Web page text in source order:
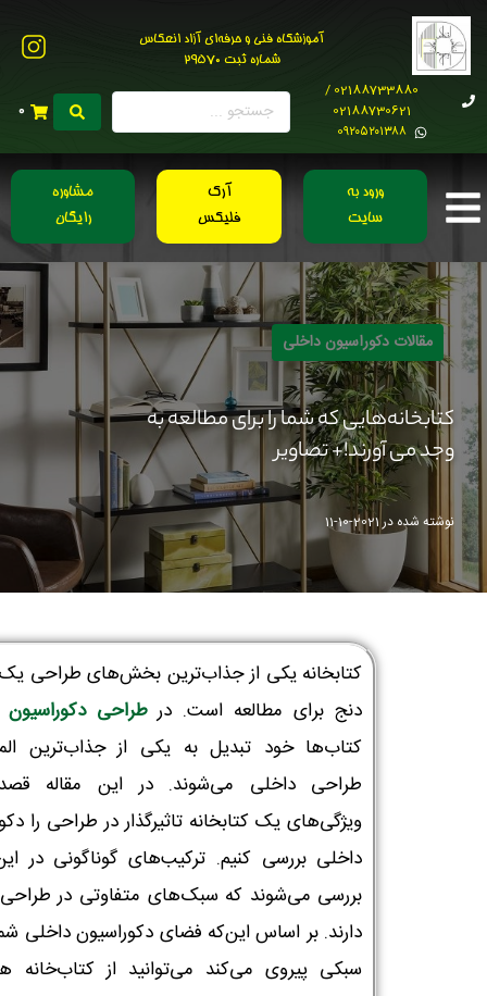
آموزشگاه فنی و حرفه‌ای آزاد انعکاس
شماره ثبت 29570
02188733880 /
02188730621
0۹۲۰۵۲۰۱۳۸۸
0
ورود به
سایت
آرک
فلیکس
مشاوره
رایگان
مقالات دکوراسیون داخلی
کتابخانه‌هایی که شما را برای مطالعه به
وجد می آورند!+ تصاویر
نوشته شده در2021-10-11
کتابخانه یکی از جذاب‌ترین بخش‌های طراحی
دنج برای مطالعه است. درطراحی
کتاب‌ها خود تبدیل به یکی از جذاب‌ترین
طراحی داخلی می‌شوند. در این مقاله قصد
ویژگی‌های یک کتابخانه تاثیرگذار در طراحی را
داخلی بررسی کنیم. ترکیب‌های گوناگونی در
بررسی می‌شوند که سبک‌های متفاوتی در
دارند. بر اساس این‌که فضای دکوراسیون داخلی
سبکی پیروی می‌کند می‌توانید از کتاب‌خانه